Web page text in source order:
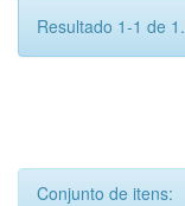
Resultado 1-1 de 1.
Conjunto de itens: